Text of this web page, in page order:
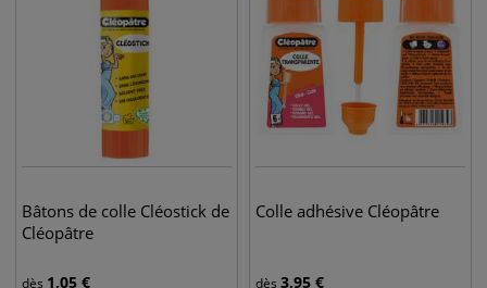
Bâtons de colle Cléostick de
Cléopâtre
dès 1,05 €
Colle adhésive Cléopâtre
dès 3,95 €